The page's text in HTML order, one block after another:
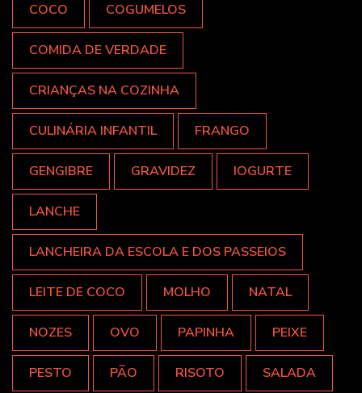
COCO COGUMELOS
COMIDA DE VERDADE
CRIANÇAS NA COZINHA
CULINÁRIA INFANTIL FRANGO
GENGIBRE GRAVIDEZ IOGURTE
LANCHE
LANCHEIRA DA ESCOLA E DOS PASSEIOS
LEITE DE COCO MOLHO NATAL
NOZES OVO PAPINHA PEIXE
PESTO PÃO RISOTO SALADA